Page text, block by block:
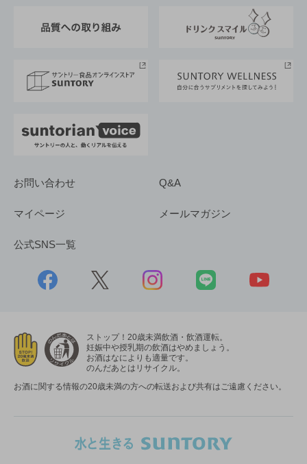
採用情報
お問い合わせ Q&A
マイページ メールマガジン
公式SNS一覧
ストップ！20歳未満飲酒・飲酒運転。
妊娠中や授乳期の飲酒はやめましょう。
お酒はなによりも適量です。
のんだあとはリサイクル。
お酒に関する情報の20歳未満の方への転送および共有はご遠慮ください。